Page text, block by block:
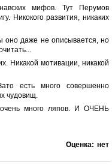
мифов. Тут Перумов
Никокого развития, никаких
даже не описывается, но
Никакой мотивации, никакой
есть много совершенно
чудовищ.
очень много ляпов. И ОЧЕНЬ
Оценка: нет